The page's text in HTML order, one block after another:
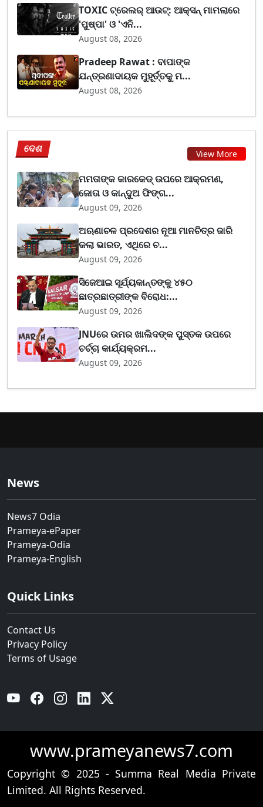
TOXIC ଟ୍ରେଲର୍ ଆଉଟ୍: ଆକ୍ସନ୍ ମାମଲାରେ
'ପୁଷ୍ପା' ଓ 'ଏନି...
August 08, 2026
Pradeep Rawat : ବାପାଙ୍କ
ଯନ୍ତ୍ରଣାଦାୟକ ମୁହୂର୍ତ୍ତକୁ ମ...
August 08, 2026
ଦେଶ View More
ମମତାଙ୍କ କାରକେଡ୍‌ ଉପରେ ଆକ୍ରମଣ,
ଜୋତା ଓ କାନ୍ଦୁଅ ଫିଙ୍ଗ...
August 09, 2026
ଅଋଣାଚଳ ପ୍ରଦେଶର ନୂଆ ମାନଚିତ୍ର ଜାରି
କଲା ଭାରତ, ଏଥିରେ ଚ...
August 09, 2026
ସିଜେଆଇ ସୂର୍ଯ୍ୟକାନ୍ତଙ୍କୁ ୪୫୦
ଛାତ୍ରଛାତ୍ରୀଙ୍କ ବିରୋଧ:...
August 09, 2026
JNUରେ ଉମର ଖାଲିଦଙ୍କ ପୁସ୍ତକ ଉପରେ
ଚର୍ଚ୍ଚା କାର୍ଯ୍ୟକ୍ରମ...
August 09, 2026
News
News7 Odia
Prameya-ePaper
Prameya-Odia
Prameya-English
Quick Links
Contact Us
Privacy Policy
Terms of Usage
YouTube Facebook Instagram Linkedin
www.prameyanews7.com
Copyright © 2025 - Summa Real Media Private
Limited. All Rights Reserved.